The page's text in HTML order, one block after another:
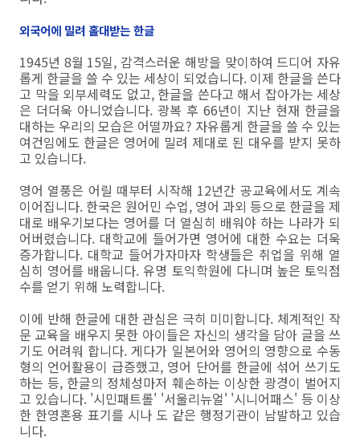
외국어에 밀려 홀대받는 한글
1945년 8월 15일, 감격스러운 해방을 맞이하여 드디어 자유
롭게 한글을 쓸 수 있는 세상이 되었습니다. 이제 한글을 쓴다
고 막을 외부세력도 없고, 한글을 쓴다고 해서 잡아가는 세상
은 더더욱 아니었습니다. 광복 후 66년이 지난 현재 한글을
대하는 우리의 모습은 어떨까요? 자유롭게 한글을 쓸 수 있는
여건임에도 한글은 영어에 밀려 제대로 된 대우를 받지 못하
고 있습니다.
영어 열풍은 어릴 때부터 시작해 12년간 공교육에서도 계속
이어집니다. 한국은 원어민 수업, 영어 과외 등으로 한글을 제
대로 배우기보다는 영어를 더 열심히 배워야 하는 나라가 되
어버렸습니다. 대학교에 들어가면 영어에 대한 수요는 더욱
증가합니다. 대학교 들어가자마자 학생들은 취업을 위해 열
심히 영어를 배웁니다. 유명 토익학원에 다니며 높은 토익점
수를 얻기 위해 노력합니다.
이에 반해 한글에 대한 관심은 극히 미미합니다. 체계적인 작
문 교육을 배우지 못한 아이들은 자신의 생각을 담아 글을 쓰
기도 어려워 합니다. 게다가 일본어와 영어의 영향으로 수동
형의 언어활용이 급증했고, 영어 단어를 한글에 섞어 쓰기도
하는 등, 한글의 정체성마저 훼손하는 이상한 광경이 벌어지
고 있습니다. '시민패트롤' '서울리뉴얼' '시니어패스' 등 이상
한 한영혼용 표기를 시나 도 같은 행정기관이 남발하고 있습
니다.